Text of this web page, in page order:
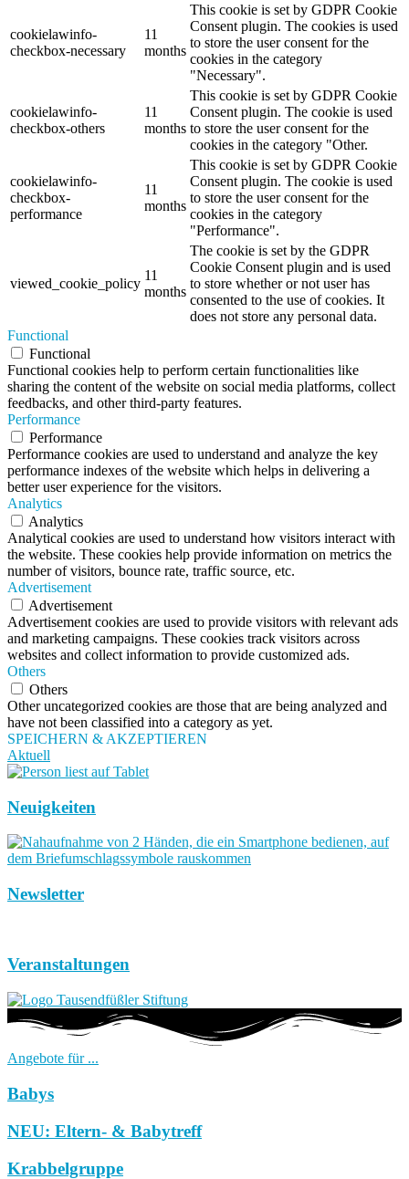
cookielawinfo-
checkbox-necessary
11
months
This cookie is set by GDPR Cookie
Consent plugin. The cookies is used
to store the user consent for the
cookies in the category
"Necessary".
cookielawinfo-
checkbox-others
11
months
This cookie is set by GDPR Cookie
Consent plugin. The cookie is used
to store the user consent for the
cookies in the category "Other.
cookielawinfo-
checkbox-
performance
11
months
This cookie is set by GDPR Cookie
Consent plugin. The cookie is used
to store the user consent for the
cookies in the category
"Performance".
viewed_cookie_policy
11
months
The cookie is set by the GDPR
Cookie Consent plugin and is used
to store whether or not user has
consented to the use of cookies. It
does not store any personal data.
Functional
Functional
Functional cookies help to perform certain functionalities like
sharing the content of the website on social media platforms, collect
feedbacks, and other third-party features.
Performance
Performance
Performance cookies are used to understand and analyze the key
performance indexes of the website which helps in delivering a
better user experience for the visitors.
Analytics
Analytics
Analytical cookies are used to understand how visitors interact with
the website. These cookies help provide information on metrics the
number of visitors, bounce rate, traffic source, etc.
Advertisement
Advertisement
Advertisement cookies are used to provide visitors with relevant ads
and marketing campaigns. These cookies track visitors across
websites and collect information to provide customized ads.
Others
Others
Other uncategorized cookies are those that are being analyzed and
have not been classified into a category as yet.
SPEICHERN & AKZEPTIEREN
Aktuell
Neuigkeiten
Newsletter
Veranstaltungen
Angebote für ...
Babys
NEU: Eltern- & Babytreff
Krabbelgruppe